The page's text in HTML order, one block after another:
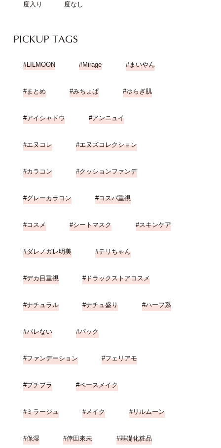
度入り 度なし
PICKUP TAGS
LILMOON Mirage まいやん
まとめ みちょぱ ゆらぎ肌
アイシャドウ アンニュイ
エヌコレ エヌズコレクション
カラコン クッションファンデ
グレーカラコン コスパ重視
コスメ シートマスク スキンケア
ダレノガレ明美 テリちゃん
デカ目重視 ドラックストアコスメ
ナチュラル ナチュ盛り ハーフ系
バレない パック
ファンデーション フェリアモ
プチプラ ベースメイク
ミラージュ メイク リルムーン
保湿 倖田來未 基礎化粧品